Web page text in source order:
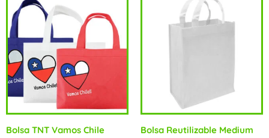
Bolsa TNT Vamos Chile Bolsa Reutilizable Medium